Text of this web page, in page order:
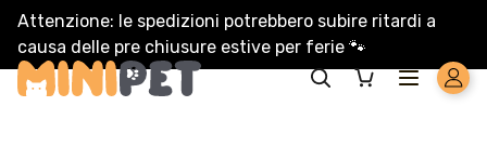
Attenzione: le spedizioni potrebbero subire ritardi a
causa delle pre chiusure estive per ferie 🐾